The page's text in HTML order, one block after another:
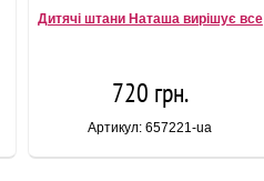
Дитячі штани Наташа вирішує все
720 грн.
Артикул: 657221-ua